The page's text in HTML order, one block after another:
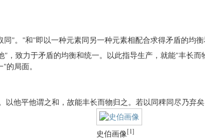
"。"和"即以一种元素同另一种元素相配合求得矛盾的均
，致力于矛盾的均衡和统一。以此指导生产，就能"丰长而
局面。
以他平他谓之和，故能丰长而物归之。若以同稗同尽
史伯画像[1]
乃弃